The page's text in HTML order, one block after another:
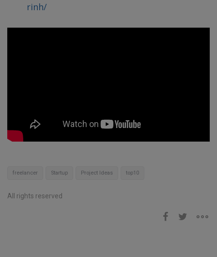
rinh/
freelancer Startup Project Ideas top10
All rights reserved